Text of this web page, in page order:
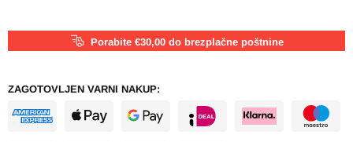
Porabite €30,00 do brezplačne poštnine
ZAGOTOVLJEN VARNI NAKUP: